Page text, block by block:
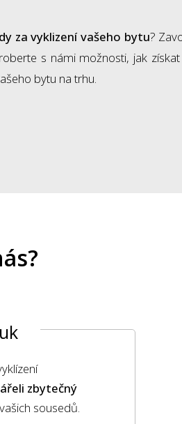
za vyklizení vašeho bytu?
s námi možnosti, jak získat
bytu na trhu.
zbytečný
sousedů.